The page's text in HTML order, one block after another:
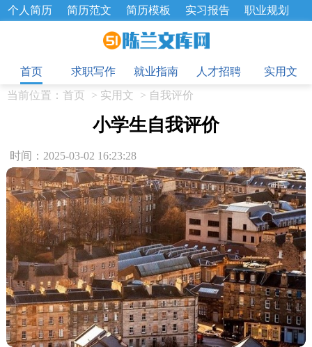
个人简历 简历范文 简历模板 实习报告
职业规划
招聘选拔 绩效考核 企业文化
工作总结
辞职报告
首页
求职写作 就业指南 人才招聘
实用文
当前位置： 首页 > 实用文 > 自我评价
小学生自我评价
时间：2025-03-02 16:23:28